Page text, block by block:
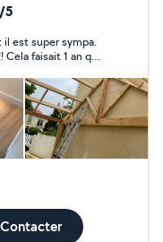
de
valoriser votre bien
des prestations
de meubles sur
:
et extérieure,
5
est super sympa.
faisait 1 an que
Contacter